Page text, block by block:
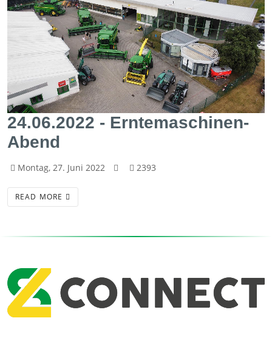
24.06.2022 - Erntemaschinen-
Abend
Montag, 27. Juni 2022 2393
READ MORE